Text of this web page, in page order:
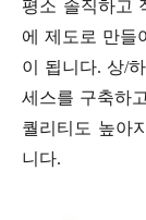
평소 솔직하고
에 제도로 만들
이 됩니다. 상/
세스를 구축하
퀄리티도 높아
니다.